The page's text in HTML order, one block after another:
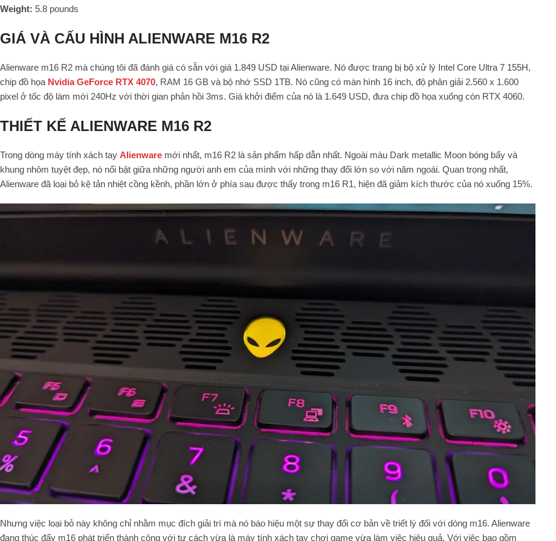
Weight: 5.8 pounds
GIÁ VÀ CẤU HÌNH ALIENWARE M16 R2
Alienware m16 R2 mà chúng tôi đã đánh giá có sẵn với giá 1.849 USD tại Alienware. Nó được trang bị bộ xử lý Intel Core Ultra 7 155H,
chip đồ họa Nvidia GeForce RTX 4070, RAM 16 GB và bộ nhớ SSD 1TB. Nó cũng có màn hình 16 inch, độ phân giải 2.560 x 1.600
pixel ở tốc độ làm mới 240Hz với thời gian phản hồi 3ms. Giá khởi điểm của nó là 1.649 USD, đưa chip đồ họa xuống còn RTX 4060.
THIẾT KẾ ALIENWARE M16 R2
Trong dòng máy tính xách tay Alienware mới nhất, m16 R2 là sản phẩm hấp dẫn nhất. Ngoài màu Dark metallic Moon bóng bẩy và
khung nhôm tuyệt đẹp, nó nổi bật giữa những người anh em của mình với những thay đổi lớn so với năm ngoái. Quan trọng nhất,
Alienware đã loại bỏ kệ tản nhiệt cồng kềnh, phần lớn ở phía sau được thấy trong m16 R1, hiện đã giảm kích thước của nó xuống 15%.
Nhưng việc loại bỏ này không chỉ nhằm mục đích giải trí mà nó báo hiệu một sự thay đổi cơ bản về triết lý đối với dòng m16. Alienware
đang thúc đẩy m16 phát triển thành công với tư cách vừa là máy tính xách tay chơi game vừa làm việc hiệu quả. Với việc bao gồm